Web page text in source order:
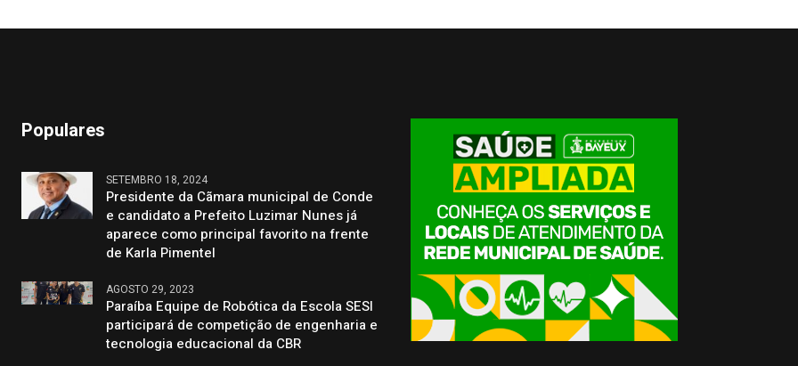
Populares
SETEMBRO 18, 2024
Presidente da Cãmara municipal de Conde
e candidato a Prefeito Luzimar Nunes já
aparece como principal favorito na frente
de Karla Pimentel
AGOSTO 29, 2023
Paraíba Equipe de Robótica da Escola SESI
participará de competição de engenharia e
tecnologia educacional da CBR